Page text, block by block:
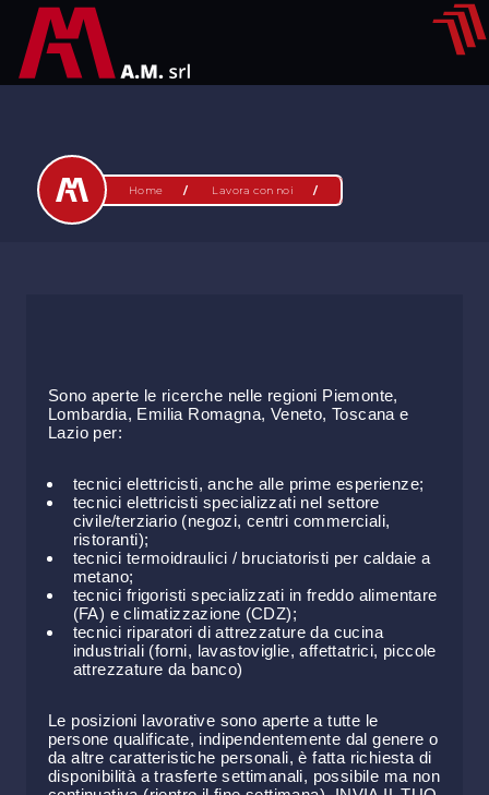
Home Lavora con noi
Sono aperte le ricerche nelle regioni Piemonte,
Lombardia, Emilia Romagna, Veneto, Toscana e
Lazio per:
tecnici elettricisti, anche alle prime esperienze;
tecnici elettricisti specializzati nel settore
civile/terziario (negozi, centri commerciali,
ristoranti);
tecnici termoidraulici / bruciatoristi per caldaie a
metano;
tecnici frigoristi specializzati in freddo alimentare
(FA) e climatizzazione (CDZ);
tecnici riparatori di attrezzature da cucina
industriali (forni, lavastoviglie, affettatrici, piccole
attrezzature da banco)
Le posizioni lavorative sono aperte a tutte le
persone qualificate, indipendentemente dal genere o
da altre caratteristiche personali, è fatta richiesta di
disponibilità a trasferte settimanali, possibile ma non